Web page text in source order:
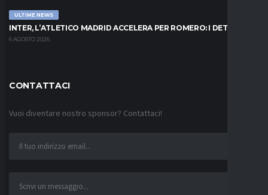
ULTIME NEWS
INTER, L’ATLETICO MADRID ACCELERA PER ROMERO: I DETTAGLI
6 AGOSTO 2026
CONTATTACI
Vuoi diventare nostro sponsor? Contattaci!